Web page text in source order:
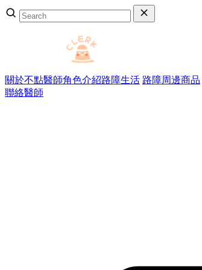
關於不點醫師角色介紹路障生活 路障周邊商品
聯絡醫師